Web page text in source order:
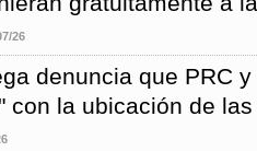
26
denuncia que PRC
con la ubicación de